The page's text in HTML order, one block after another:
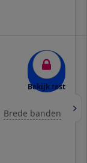
Bekijk test
Brede banden